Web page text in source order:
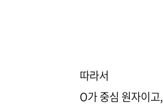
따라서
O가 중심 원자이고,